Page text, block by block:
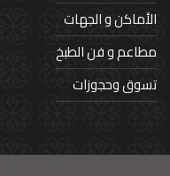
الأماكن و الجهات
مطاعم و فن الطبخ
تسوق وحجوزات